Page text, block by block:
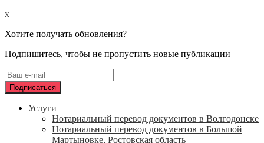
x
Хотите получать обновления?
Подпишитесь, чтобы не пропустить новые публикации
Услуги
Нотариальный перевод документов в Волгодонске
Нотариальный перевод документов в Большой
Мартыновке, Ростовская область